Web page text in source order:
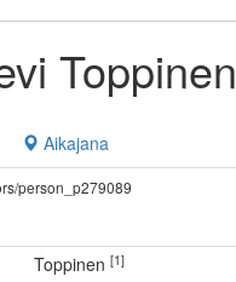
Toppinen
Aikajana
person_p279089
Toppinen [1]